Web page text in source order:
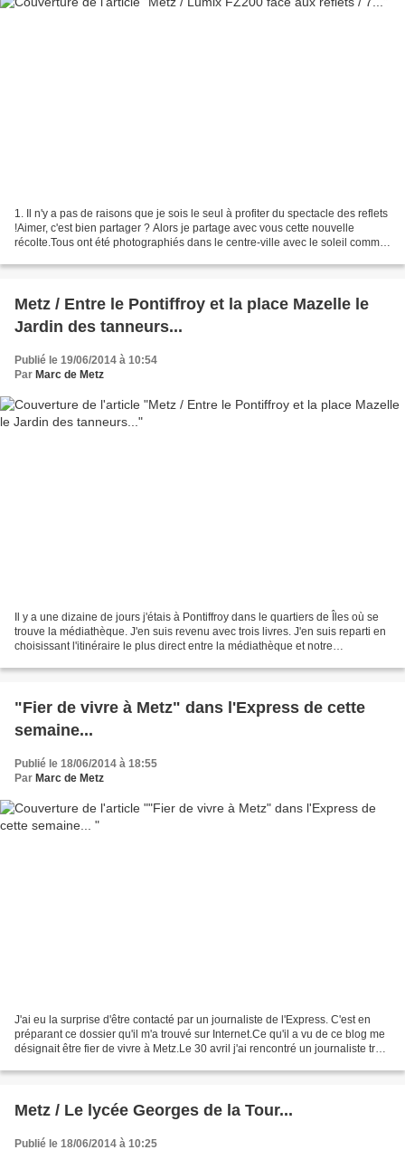
1. Il n'y a pas de raisons que je sois le seul à profiter du spectacle des reflets
!Aimer, c'est bien partager ? Alors je partage avec vous cette nouvelle
récolte.Tous ont été photographiés dans le centre-ville avec le soleil comme
Metz / Entre le Pontiffroy et la place Mazelle le
Jardin des tanneurs...
Publié le 19/06/2014 à 10:54
Par Marc de Metz
Il y a une dizaine de jours j'étais à Pontiffroy dans le quartiers de Îles où se
trouve la médiathèque. J'en suis revenu avec trois livres. J'en suis reparti en
choisissant l'itinéraire le plus direct entre la médiathèque et notre
"Fier de vivre à Metz" dans l'Express de cette
semaine...
Publié le 18/06/2014 à 18:55
Par Marc de Metz
J'ai eu la surprise d'être contacté par un journaliste de l'Express. C'est en
préparant ce dossier qu'il m'a trouvé sur Internet.Ce qu'il a vu de ce blog me
désignait être fier de vivre à Metz.Le 30 avril j'ai rencontré un journaliste très
Metz / Le lycée Georges de la Tour...
Publié le 18/06/2014 à 10:25